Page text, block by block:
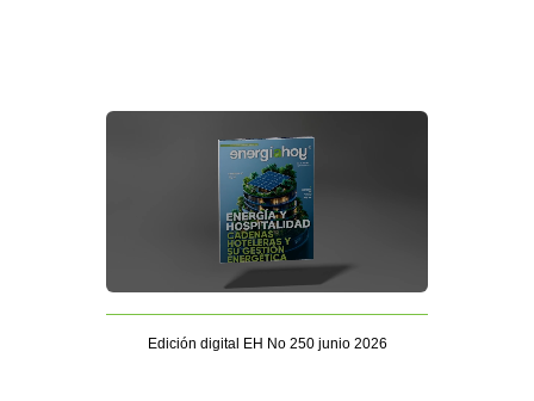
Edición digital EH No 250 junio 2026